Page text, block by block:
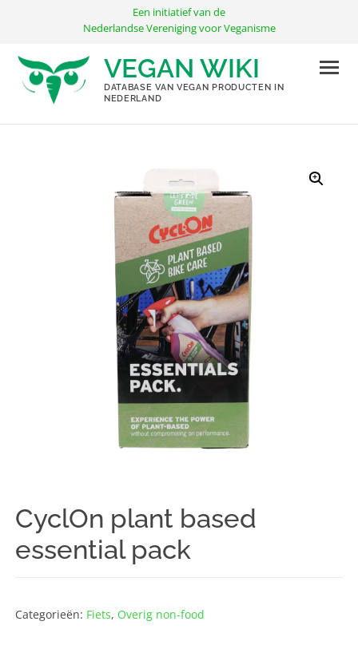
inhoud
Een initiatief van de
Nederlandse Vereniging voor Veganisme
VEGAN WIKI
DATABASE VAN VEGAN PRODUCTEN IN
NEDERLAND
CyclOn plant based
essential pack
Categorieën: Fiets, Overig non-food